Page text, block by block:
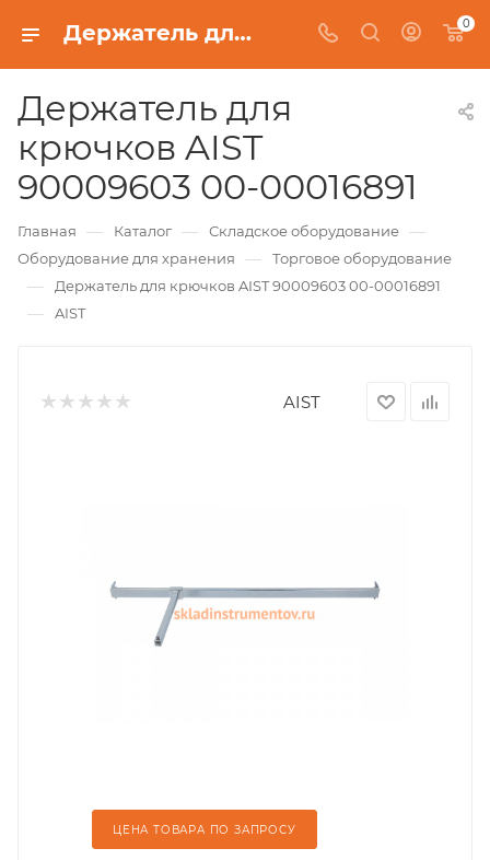
Держатель для крючков AIST 90009603 00-00016891 0
Держатель для
крючков AIST
90009603 00-00016891
Главная — Каталог — Складское оборудование —
Оборудование для хранения — Торговое оборудование
— Держатель для крючков AIST 90009603 00-00016891
— AIST
AIST
ЦЕНА ТОВАРА ПО ЗАПРОСУ